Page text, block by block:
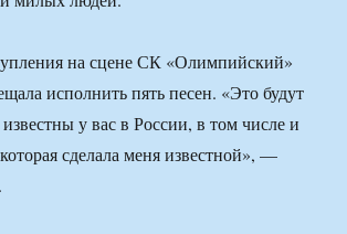
на сцене СК «Олимпийский»
исполнить пять песен. «Это будут
у вас в России, в том числе и
сделала меня известной», —